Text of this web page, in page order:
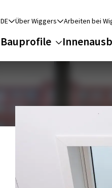
DE Über Wiggers Arbeiten bei
Bauprofile